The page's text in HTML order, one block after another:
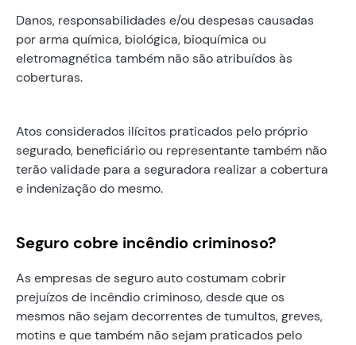
Danos, responsabilidades e/ou despesas causadas
por arma química, biológica, bioquímica ou
eletromagnética também não são atribuídos às
coberturas.
Atos considerados ilícitos praticados pelo próprio
segurado, beneficiário ou representante também não
terão validade para a seguradora realizar a cobertura
e indenização do mesmo.
Seguro cobre incêndio criminoso?
As empresas de seguro auto costumam cobrir
prejuízos de incêndio criminoso, desde que os
mesmos não sejam decorrentes de tumultos, greves,
motins e que também não sejam praticados pelo